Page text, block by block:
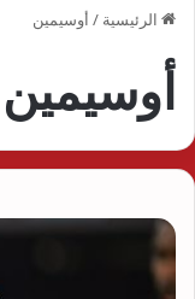
الرئيسية / أوسيمين
أوسيمين